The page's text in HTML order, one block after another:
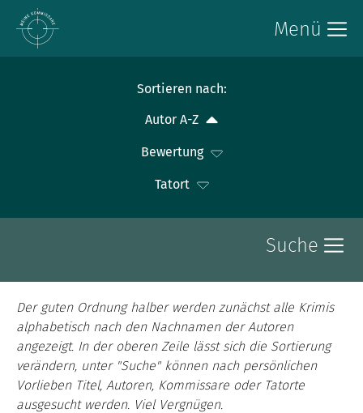
Menü
Sortieren nach:
Autor A-Z
Bewertung
Tatort
Suche
Der guten Ordnung halber werden zunächst alle Krimis
alphabetisch nach den Nachnamen der Autoren
angezeigt. In der oberen Zeile lässt sich die Sortierung
verändern, unter "Suche" können nach persönlichen
Vorlieben Titel, Autoren, Kommissare oder Tatorte
ausgesucht werden. Viel Vergnügen.